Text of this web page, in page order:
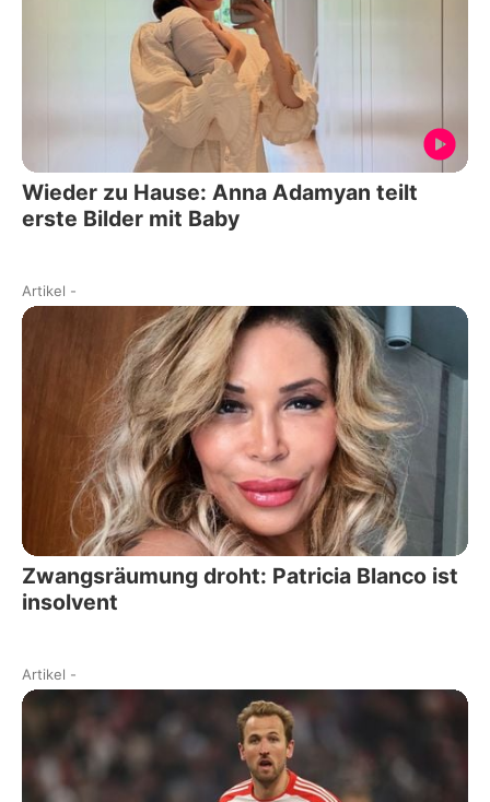
Wieder zu Hause: Anna Adamyan teilt
erste Bilder mit Baby
Artikel -
Zwangsräumung droht: Patricia Blanco ist
insolvent
Artikel -